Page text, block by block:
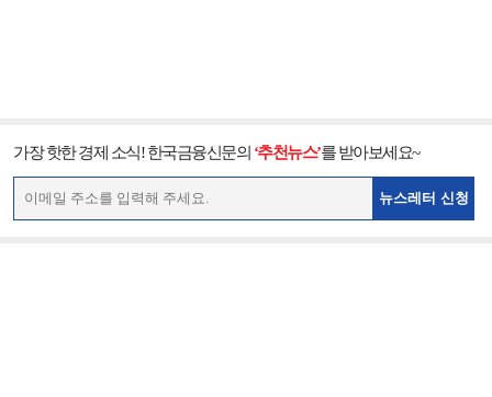
가장 핫한 경제 소식! 한국금융신문의 ‘추천뉴스’를 받아보세요~
뉴스레터 신청